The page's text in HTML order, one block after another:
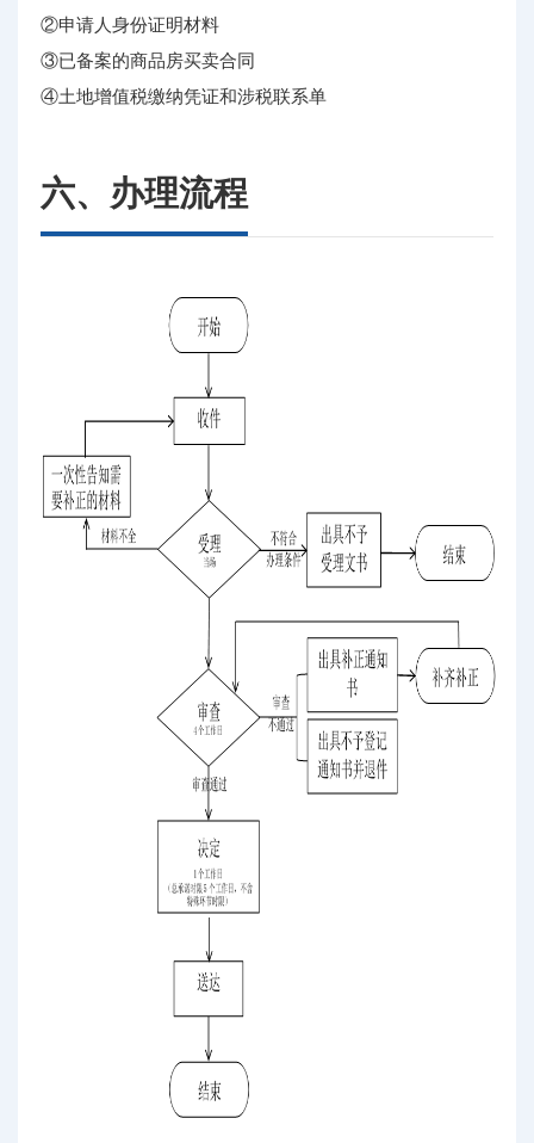
②申请人身份证明材料
③已备案的商品房买卖合同
④土地增值税缴纳凭证和涉税联系单
六、办理流程